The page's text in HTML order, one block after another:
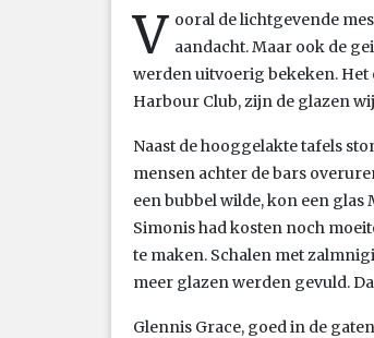
V ooral de lichtgevende
aandacht. Maar ook de
werden uitvoerig bekeken. Het
Harbour Club, zijn de glazen
Naast de hooggelakte tafels
mensen achter de bars
een bubbel wilde, kon een glas
Simonis had kosten noch
te maken. Schalen met
meer glazen werden gevuld.
Glennis Grace, goed in de